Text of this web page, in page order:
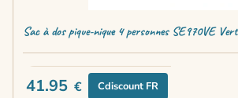
Sac à dos pique-nique 4 personnes SE970VE Vert
41.95 € Cdiscount FR